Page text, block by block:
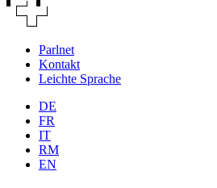
Parlnet
Kontakt
Leichte Sprache
DE
FR
IT
RM
EN